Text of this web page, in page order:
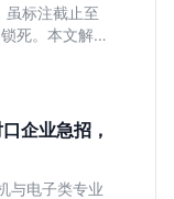
虽标注截止至
死。本文解析
学避开时间陷
企业急招，
与电子类专业